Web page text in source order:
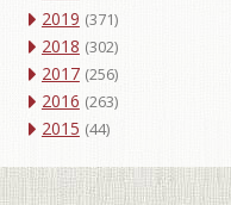
2019 (371)
2018 (302)
2017 (256)
2016 (263)
2015 (44)